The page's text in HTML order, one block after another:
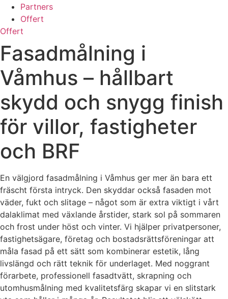
Partners
Offert
Offert
Fasadmålning i
Våmhus – hållbart
skydd och snygg finish
för villor, fastigheter
och BRF
En välgjord fasadmålning i Våmhus ger mer än bara ett
fräscht första intryck. Den skyddar också fasaden mot
väder, fukt och slitage – något som är extra viktigt i vårt
dalaklimat med växlande årstider, stark sol på sommaren
och frost under höst och vinter. Vi hjälper privatpersoner,
fastighetsägare, företag och bostadsrättsföreningar att
måla fasad på ett sätt som kombinerar estetik, lång
livslängd och rätt teknik för underlaget. Med noggrant
förarbete, professionell fasadtvätt, skrapning och
utomhusmålning med kvalitetsfärg skapar vi en slitstark